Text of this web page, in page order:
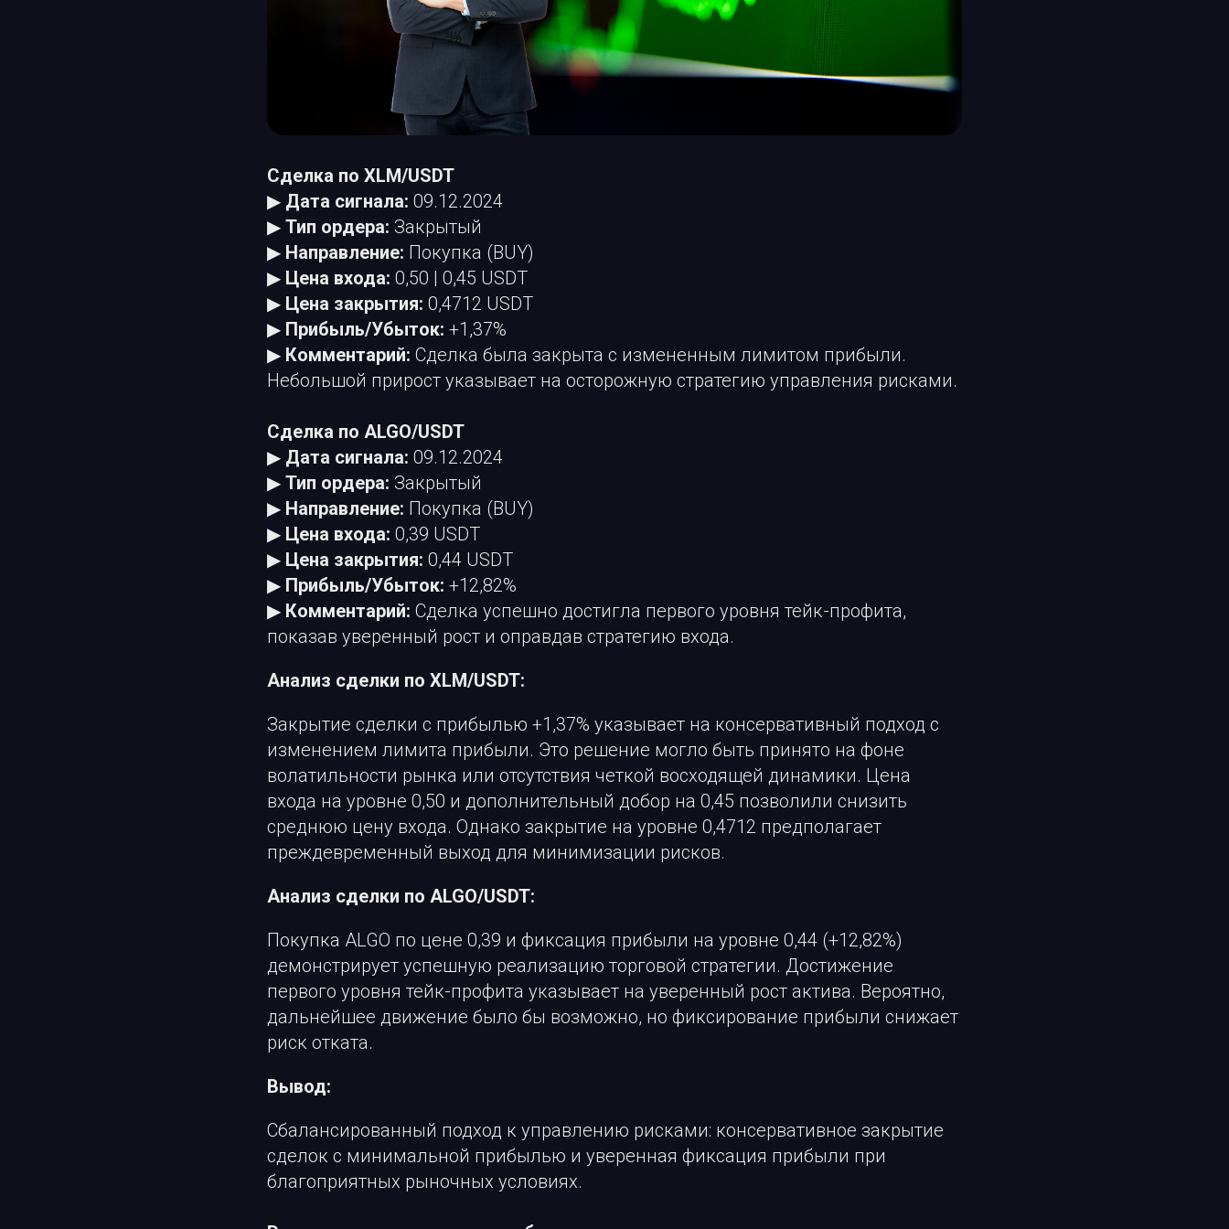
Сделка по XLM/USDT
▶ Дата сигнала: 09.12.2024
▶ Тип ордера: Закрытый
▶ Направление: Покупка (BUY)
▶ Цена входа: 0,50 | 0,45 USDT
▶ Цена закрытия: 0,4712 USDT
▶ Прибыль/Убыток: +1,37%
▶ Комментарий: Сделка была закрыта с измененным лимитом прибыли.
Небольшой прирост указывает на осторожную стратегию управления рисками.
Сделка по ALGO/USDT
▶ Дата сигнала: 09.12.2024
▶ Тип ордера: Закрытый
▶ Направление: Покупка (BUY)
▶ Цена входа: 0,39 USDT
▶ Цена закрытия: 0,44 USDT
▶ Прибыль/Убыток: +12,82%
▶ Комментарий: Сделка успешно достигла первого уровня тейк-профита,
показав уверенный рост и оправдав стратегию входа.
Анализ сделки по XLM/USDT:
Закрытие сделки с прибылью +1,37% указывает на консервативный подход с
изменением лимита прибыли. Это решение могло быть принято на фоне
волатильности рынка или отсутствия четкой восходящей динамики. Цена
входа на уровне 0,50 и дополнительный добор на 0,45 позволили снизить
среднюю цену входа. Однако закрытие на уровне 0,4712 предполагает
преждевременный выход для минимизации рисков.
Анализ сделки по ALGO/USDT:
Покупка ALGO по цене 0,39 и фиксация прибыли на уровне 0,44 (+12,82%)
демонстрирует успешную реализацию торговой стратегии. Достижение
первого уровня тейк-профита указывает на уверенный рост актива. Вероятно,
дальнейшее движение было бы возможно, но фиксирование прибыли снижает
риск отката.
Вывод:
Сбалансированный подход к управлению рисками: консервативное закрытие
сделок с минимальной прибылью и уверенная фиксация прибыли при
благоприятных рыночных условиях.